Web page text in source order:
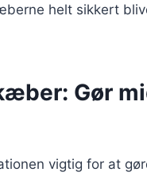
helt sikkert
Gør
vigtig for at